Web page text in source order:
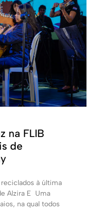
na FLIB
de
à última
Alzira E Uma
na qual todos